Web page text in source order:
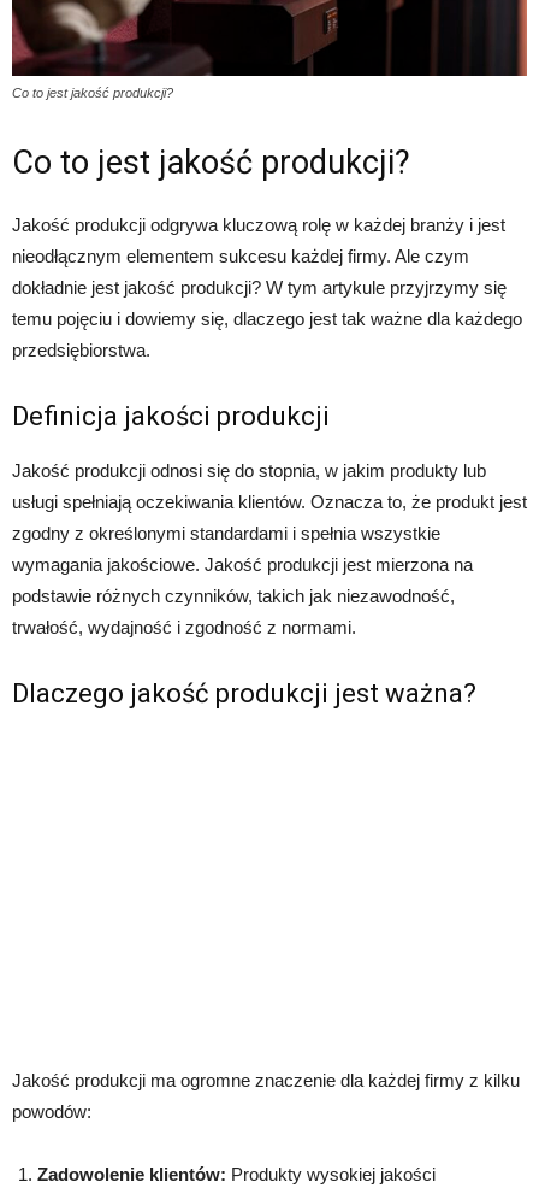
Co to jest jakość produkcji?
Co to jest jakość produkcji?
Jakość produkcji odgrywa kluczową rolę w każdej branży i jest
nieodłącznym elementem sukcesu każdej firmy. Ale czym
dokładnie jest jakość produkcji? W tym artykule przyjrzymy się
temu pojęciu i dowiemy się, dlaczego jest tak ważne dla każdego
przedsiębiorstwa.
Definicja jakości produkcji
Jakość produkcji odnosi się do stopnia, w jakim produkty lub
usługi spełniają oczekiwania klientów. Oznacza to, że produkt jest
zgodny z określonymi standardami i spełnia wszystkie
wymagania jakościowe. Jakość produkcji jest mierzona na
podstawie różnych czynników, takich jak niezawodność,
trwałość, wydajność i zgodność z normami.
Dlaczego jakość produkcji jest ważna?
Jakość produkcji ma ogromne znaczenie dla każdej firmy z kilku
powodów:
Zadowolenie klientów: Produkty wysokiej jakości